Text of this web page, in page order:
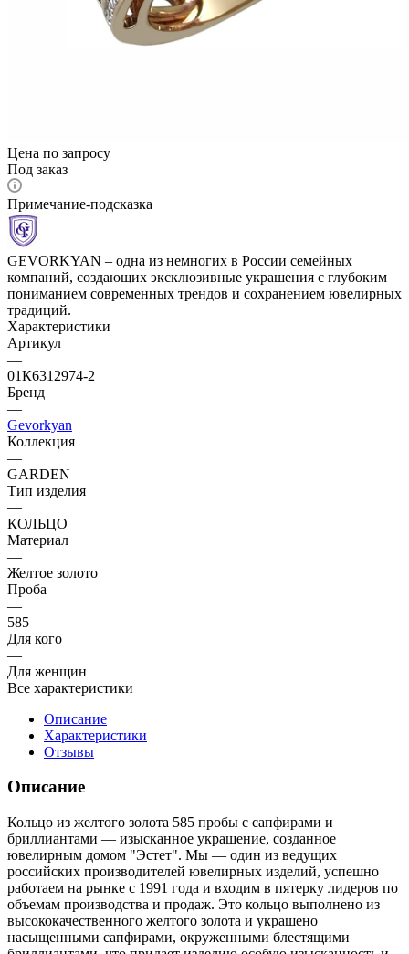
Цена по запросу
Под заказ
Примечание-подсказка
GEVORKYAN – одна из немногих в России семейных
компаний, создающих эксклюзивные украшения с глубоким
пониманием современных трендов и сохранением ювелирных
традиций.
Характеристики
Артикул
—
01К6312974-2
Бренд
—
Gevorkyan
Коллекция
—
GARDEN
Тип изделия
—
КОЛЬЦО
Материал
—
Желтое золото
Проба
—
585
Для кого
—
Для женщин
Все характеристики
Описание
Характеристики
Отзывы
Описание
Кольцо из желтого золота 585 пробы с сапфирами и
бриллиантами — изысканное украшение, созданное
ювелирным домом "Эстет". Мы — один из ведущих
российских производителей ювелирных изделий, успешно
работаем на рынке с 1991 года и входим в пятерку лидеров по
объемам производства и продаж. Это кольцо выполнено из
высококачественного желтого золота и украшено
насыщенными сапфирами, окруженными блестящими